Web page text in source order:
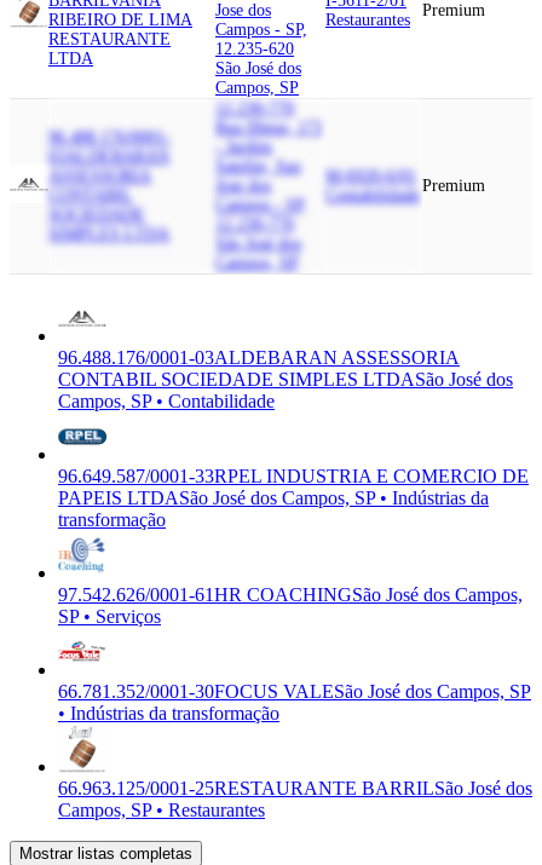
RIBEIRO DE LIMA
RESTAURANTE
LTDA
Jose dos
Campos - SP,
12.235-620
São José dos
Campos, SP
Restaurantes
Premium
96.488.176/0001-
ALDEBARAN
ASSESSORIA
CONTABIL
SOCIEDADE
SIMPLES LTDA
12.230-770
Rua Ilheus, 173
- Jardim
Satelite, Sao
Jose dos
Campos - SP,
12.230-770
São José dos
Campos, SP
M-6920-6/01
Contabilidade
Premium
96.488.176/0001-03ALDEBARAN ASSESSORIA
CONTABIL SOCIEDADE SIMPLES LTDASão José dos
Campos, SP • Contabilidade
96.649.587/0001-33RPEL INDUSTRIA E COMERCIO DE
PAPEIS LTDASão José dos Campos, SP • Indústrias da
transformação
97.542.626/0001-61HR COACHINGSão José dos Campos,
SP • Serviços
66.781.352/0001-30FOCUS VALESão José dos Campos, SP
• Indústrias da transformação
66.963.125/0001-25RESTAURANTE BARRILSão José dos
Campos, SP • Restaurantes
Mostrar listas completas